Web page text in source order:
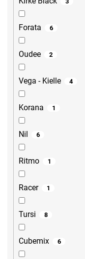
Forata 6
Oudee 2
Vega - Kielle 4
Korana 1
Nil 6
Ritmo 1
Racer 1
Tursi 8
Cubemix 6